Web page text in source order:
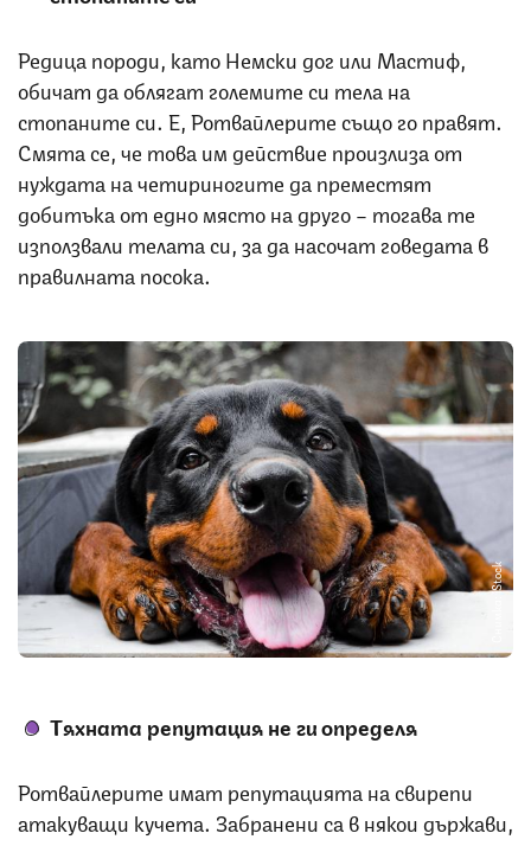
Редица породи, като Немски дог или Мастиф,
обичат да облягат големите си тела на
стопаните си. Е, Ротвайлерите също го правят.
Смята се, че това им действие произлиза от
нуждата на четириногите да преместят
добитъка от едно място на друго – тогава те
използвали телата си, за да насочат говедата в
правилната посока.
Снимка: iStock
Тяхната репутация не ги определя
Ротвайлерите имат репутацията на свирепи
атакуващи кучета. Забранени са в някои държави,